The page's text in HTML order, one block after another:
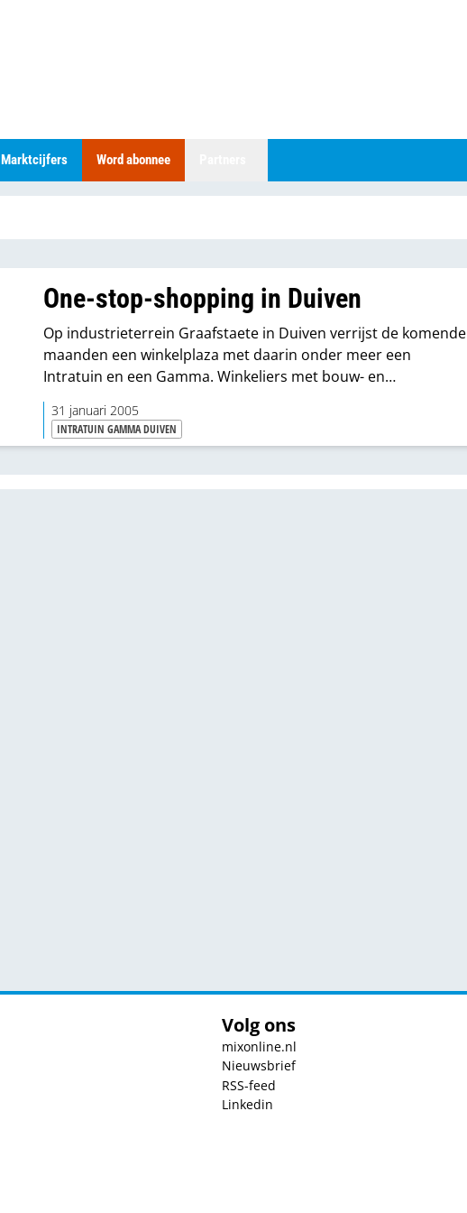
Marktcijfers Word abonnee
One-stop-shopping in Duiven
Op industrieterrein Graafstaete in Duiven verrijst de komende
maanden een winkelplaza met daarin onder meer een
Intratuin en een Gamma. Winkeliers met bouw- en
woonwinkels kunnen zich melden; in het pand is nog plaats
voor enkele ondernemers.
31 januari 2005
INTRATUIN GAMMA DUIVEN
Volg ons
mixonline.nl
Nieuwsbrief
RSS-feed
Linkedin